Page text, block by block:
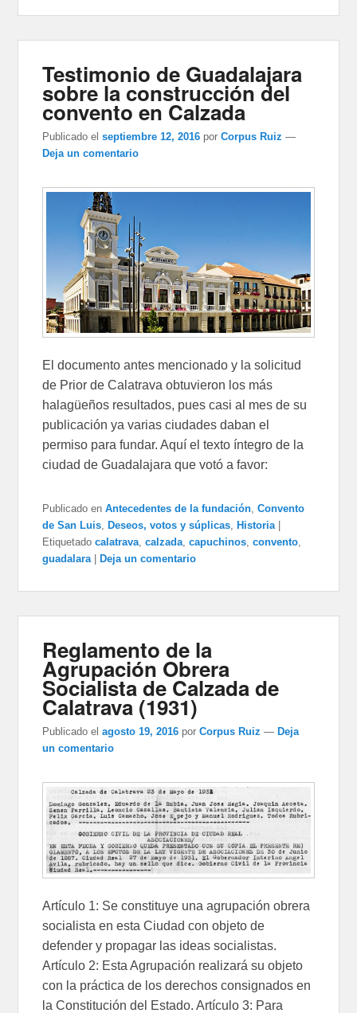
Testimonio de Guadalajara
sobre la construcción del
convento en Calzada
Publicado el septiembre 12, 2016 porCorpus Ruiz —
Deja un comentario
El documento antes mencionado y la solicitud
de Prior de Calatrava obtuvieron los más
halagüeños resultados, pues casi al mes de su
publicación ya varias ciudades daban el
permiso para fundar. Aquí el texto íntegro de la
ciudad de Guadalajara que votó a favor:
Publicado en Antecedentes de la fundación,Convento
de San Luis, Deseos, votos y súplicas, Historia
Etiquetado calatrava,calzada,capuchinos,convento,
guadalara
Deja un comentario
Reglamento de la
Agrupación Obrera
Socialista de Calzada de
Calatrava (1931)
Publicado el agosto 19, 2016 porCorpus Ruiz — Deja
un comentario
Artículo 1: Se constituye una agrupación obrera
socialista en esta Ciudad con objeto de
defender y propagar las ideas socialistas.
Artículo 2: Esta Agrupación realizará su objeto
con la práctica de los derechos consignados en
la Constitución del Estado. Artículo 3: Para